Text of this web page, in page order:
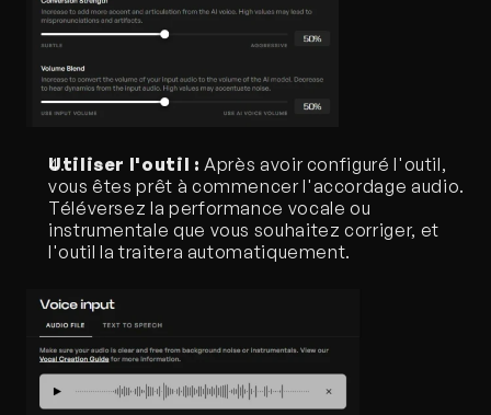
Utiliser l'outil : Après avoir configuré l'outil,
vous êtes prêt à commencer l'accordage audio.
Téléversez la performance vocale ou
instrumentale que vous souhaitez corriger, et
l'outil la traitera automatiquement.